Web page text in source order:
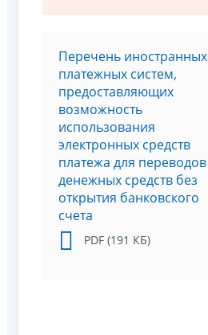
Перечень иностранных
платежных систем,
предоставляющих
возможность
использования
электронных средств
платежа для переводов
денежных средств без
открытия банковского
счета
PDF (191 КБ)